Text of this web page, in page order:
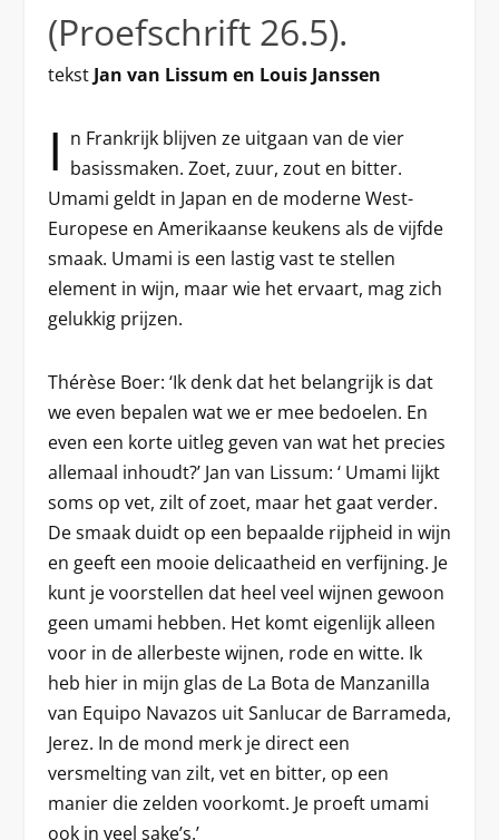
(Proefschrift 26.5).
tekst Jan van Lissum en Louis Janssen
I n Frankrijk blijven ze uitgaan van de vier
basissmaken. Zoet, zuur, zout en bitter.
Umami geldt in Japan en de moderne West-
Europese en Amerikaanse keukens als de vijfde
smaak. Umami is een lastig vast te stellen
element in wijn, maar wie het ervaart, mag zich
gelukkig prijzen.
Thérèse Boer: ‘Ik denk dat het belangrijk is dat
we even bepalen wat we er mee bedoelen. En
even een korte uitleg geven van wat het precies
allemaal inhoudt?’ Jan van Lissum: ‘ Umami lijkt
soms op vet, zilt of zoet, maar het gaat verder.
De smaak duidt op een bepaalde rijpheid in wijn
en geeft een mooie delicaatheid en verfijning. Je
kunt je voorstellen dat heel veel wijnen gewoon
geen umami hebben. Het komt eigenlijk alleen
voor in de allerbeste wijnen, rode en witte. Ik
heb hier in mijn glas de La Bota de Manzanilla
van Equipo Navazos uit Sanlucar de Barrameda,
Jerez. In de mond merk je direct een
versmelting van zilt, vet en bitter, op een
manier die zelden voorkomt. Je proeft umami
ook in veel sake’s.’